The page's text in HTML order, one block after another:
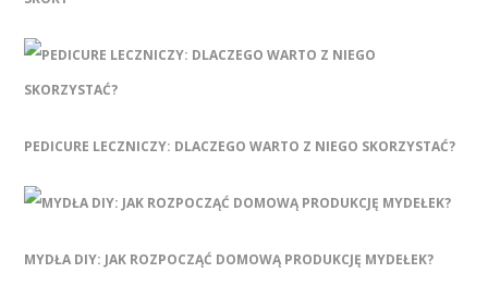
PEDICURE LECZNICZY: DLACZEGO WARTO Z NIEGO SKORZYSTAĆ?
MYDŁA DIY: JAK ROZPOCZĄĆ DOMOWĄ PRODUKCJĘ MYDEŁEK?